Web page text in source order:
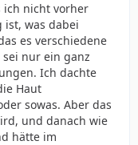
ich nicht vorher
ist, was dabei
es verschiedene
nur ein ganz
Ich dachte
Haut
sowas. Aber das
und danach wie
hätte im